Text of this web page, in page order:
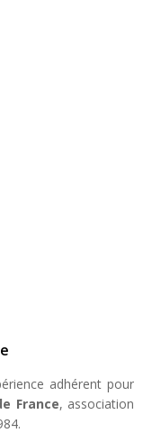
adhérent pour
France, association